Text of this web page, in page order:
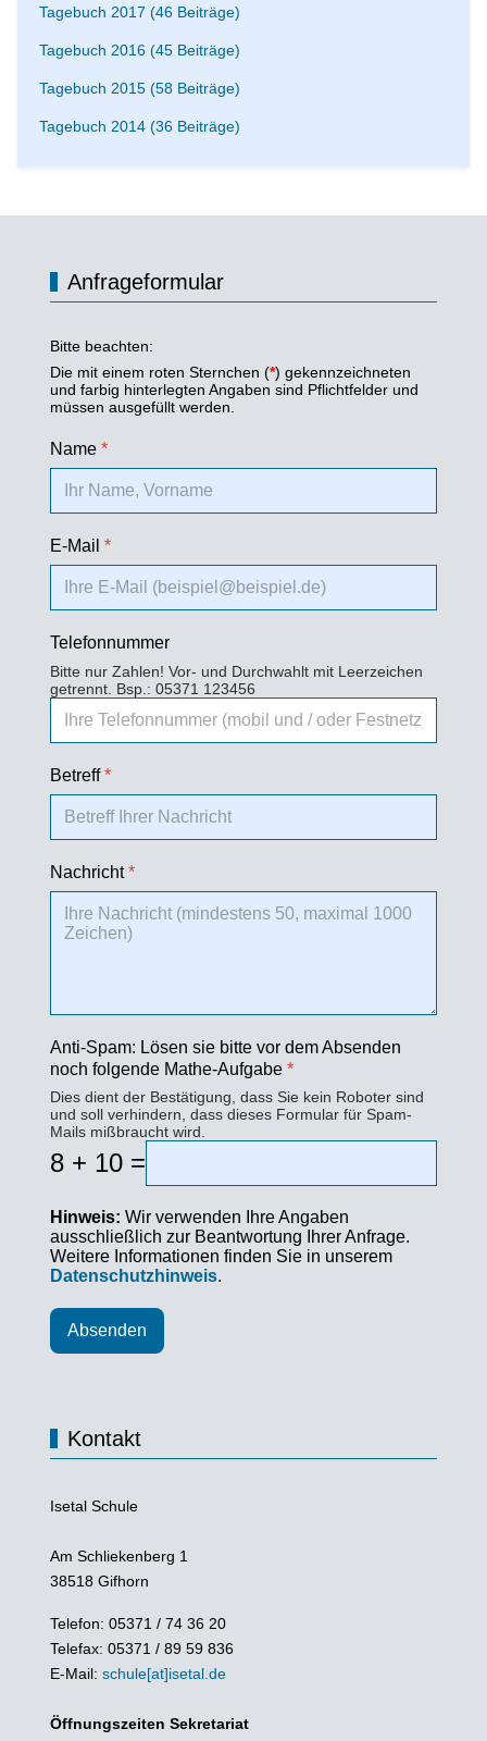
Tagebuch 2017 (46 Beiträge)
Tagebuch 2016 (45 Beiträge)
Tagebuch 2015 (58 Beiträge)
Tagebuch 2014 (36 Beiträge)
Anfrageformular
Bitte beachten:
Die mit einem roten Sternchen (*) gekennzeichneten
und farbig hinterlegten Angaben sind Pflichtfelder und
müssen ausgefüllt werden.
Name*
E-Mail*
Telefonnummer
Bitte nur Zahlen! Vor- und Durchwahlt mit Leerzeichen
getrennt. Bsp.: 05371 123456
Betreff*
Nachricht*
Anti-Spam: Lösen sie bitte vor dem Absenden
noch folgende Mathe-Aufgabe*
Dies dient der Bestätigung, dass Sie kein Roboter sind
und soll verhindern, dass dieses Formular für Spam-
Mails mißbraucht wird.
8 + 10 =
Hinweis: Wir verwenden Ihre Angaben
ausschließlich zur Beantwortung Ihrer Anfrage.
Weitere Informationen finden Sie in unserem
Datenschutzhinweis.
Absenden
Kontakt
Isetal Schule
Am Schliekenberg 1
38518 Gifhorn
Telefon: 05371 / 74 36 20
Telefax: 05371 / 89 59 836
E-Mail:schule[at]isetal.de
Öffnungszeiten Sekretariat